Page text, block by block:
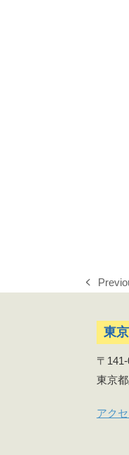
previous
東
〒
東京
アク